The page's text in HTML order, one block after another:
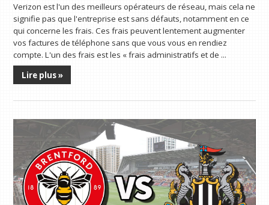
Verizon est l'un des meilleurs opérateurs de réseau, mais cela ne
signifie pas que l'entreprise est sans défauts, notamment en ce
qui concerne les frais. Ces frais peuvent lentement augmenter
vos factures de téléphone sans que vous vous en rendiez
compte. L'un des frais est les « frais administratifs et de ...
Lire plus »